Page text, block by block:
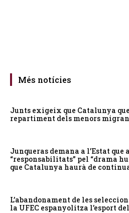
Més notícies
Junts exigeix que Catalunya
repartiment dels menors
Junqueras demana a l’Estat que
“responsabilitats” pel “drama
que Catalunya haurà de
L’abandonament de les
la UFEC espanyolitza l’esport